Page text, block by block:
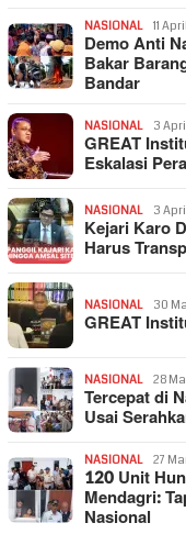
NASIONAL 11
Demo Anti
Bakar
Bandar
NASIONAL 3
GREAT
Eskalasi
NASIONAL 3
Kejari Karo
Harus
NASIONAL 30
GREAT
NASIONAL 28
Tercepat di
Usai
NASIONAL 27
120 Unit
Mendagri:
Nasional